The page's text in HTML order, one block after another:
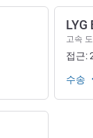
LYG
고속
접근:
수송